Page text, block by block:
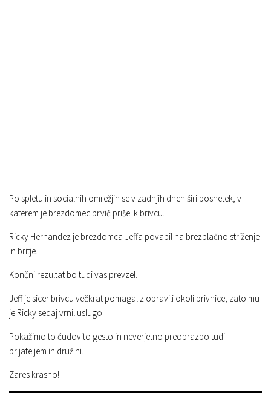
Po spletu in socialnih omrežjih se v zadnjih dneh širi posnetek, v
katerem je brezdomec prvič prišel k brivcu.
Ricky Hernandez je brezdomca Jeffa povabil na brezplačno striženje
in britje.
Končni rezultat bo tudi vas prevzel.
Jeff je sicer brivcu večkrat pomagal z opravili okoli brivnice, zato mu
je Ricky sedaj vrnil uslugo.
Pokažimo to čudovito gesto in neverjetno preobrazbo tudi
prijateljem in družini.
Zares krasno!